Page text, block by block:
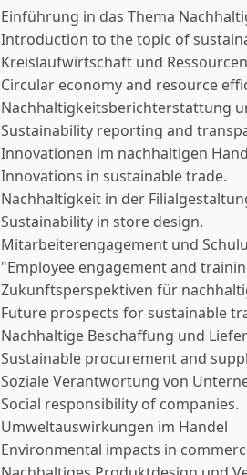
Einführung in das Thema
Introduction to the topic of
Kreislaufwirtschaft und
Circular economy and resource
Nachhaltigkeitsberichterstattung
Sustainability reporting and
Innovationen im nachhaltigen
Innovations in sustainable trade.
Nachhaltigkeit in der
Sustainability in store design.
Mitarbeiterengagement und
"Employee engagement and
Zukunftsperspektiven für
Future prospects for sustainable
Nachhaltige Beschaffung und
Sustainable procurement and
Soziale Verantwortung von
Social responsibility of companies.
Umweltauswirkungen im Handel
Environmental impacts in